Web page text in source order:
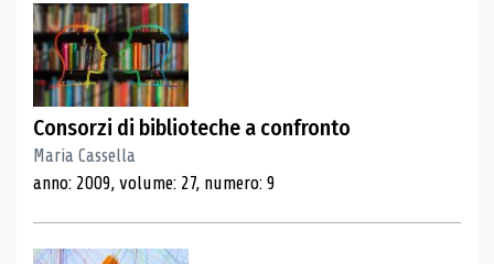
Consorzi di biblioteche a confronto
Maria Cassella
anno: 2009, volume: 27, numero: 9